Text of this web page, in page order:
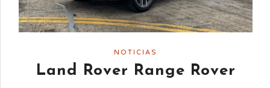
NOTICIAS
Land Rover Range Rover